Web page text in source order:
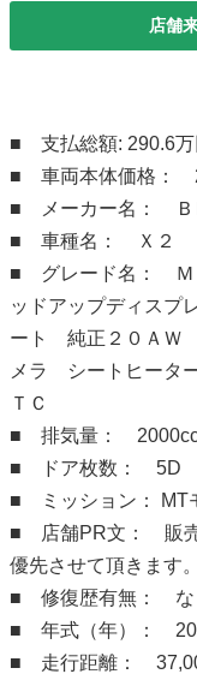
店舗
■ 支払総額: 290.6万
■ 車両本体価格：
■ メーカー名： Ｂ
■ 車種名： Ｘ２
■ グレード名： Ｍ
ッドアップディス
ート 純正２０ＡＷ
メラ シートヒータ
ＴＣ
■ 排気量：
■ ドア枚数： 5D
■ ミッション： MT
■ 店舗PR文： 販売
優先させて頂きます。
■ 修復歴有無： な
■ 年式（年）：
■ 走行距離：